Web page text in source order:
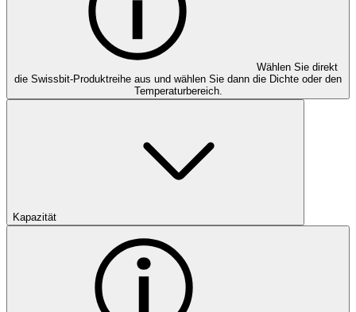
Wählen Sie direkt
die Swissbit-Produktreihe aus und wählen Sie dann die Dichte oder den
Temperaturbereich.
Kapazität